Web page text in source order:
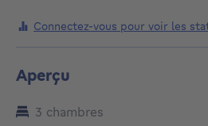
Connectez-vous pour voir les
Aperçu
3 chambres